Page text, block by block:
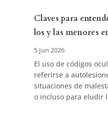
Claves para
los y las menores
5 Jun 2026
El uso de códigos
referirse a
situaciones de
o incluso para eludir